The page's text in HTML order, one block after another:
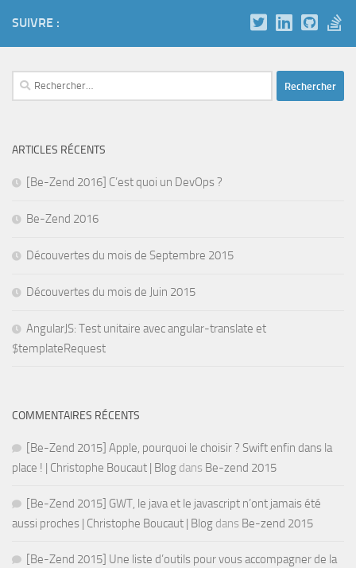
SUIVRE :
Rechercher :
ARTICLES RÉCENTS
[Be-Zend 2016] C’est quoi un DevOps ?
Be-Zend 2016
Découvertes du mois de Septembre 2015
Découvertes du mois de Juin 2015
AngularJS: Test unitaire avec angular-translate et
$templateRequest
COMMENTAIRES RÉCENTS
[Be-Zend 2015] Apple, pourquoi le choisir ? Swift enfin dans la
place ! | Christophe Boucaut | Blog dans Be-zend 2015
[Be-Zend 2015] GWT, le java et le javascript n’ont jamais été
aussi proches | Christophe Boucaut | Blog dans Be-zend 2015
[Be-Zend 2015] Une liste d’outils pour vous accompagner de la